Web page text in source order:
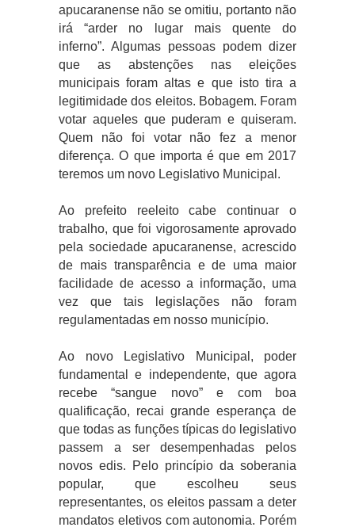
apucaranense não se omitiu, portanto não
irá “arder no lugar mais quente do
inferno”. Algumas pessoas podem dizer
que as abstenções nas eleições
municipais foram altas e que isto tira a
legitimidade dos eleitos. Bobagem. Foram
votar aqueles que puderam e quiseram.
Quem não foi votar não fez a menor
diferença. O que importa é que em 2017
teremos um novo Legislativo Municipal.
Ao prefeito reeleito cabe continuar o
trabalho, que foi vigorosamente aprovado
pela sociedade apucaranense, acrescido
de mais transparência e de uma maior
facilidade de acesso a informação, uma
vez que tais legislações não foram
regulamentadas em nosso município.
Ao novo Legislativo Municipal, poder
fundamental e independente, que agora
recebe “sangue novo” e com boa
qualificação, recai grande esperança de
que todas as funções típicas do legislativo
passem a ser desempenhadas pelos
novos edis. Pelo princípio da soberania
popular, que escolheu seus
representantes, os eleitos passam a deter
mandatos eletivos com autonomia. Porém